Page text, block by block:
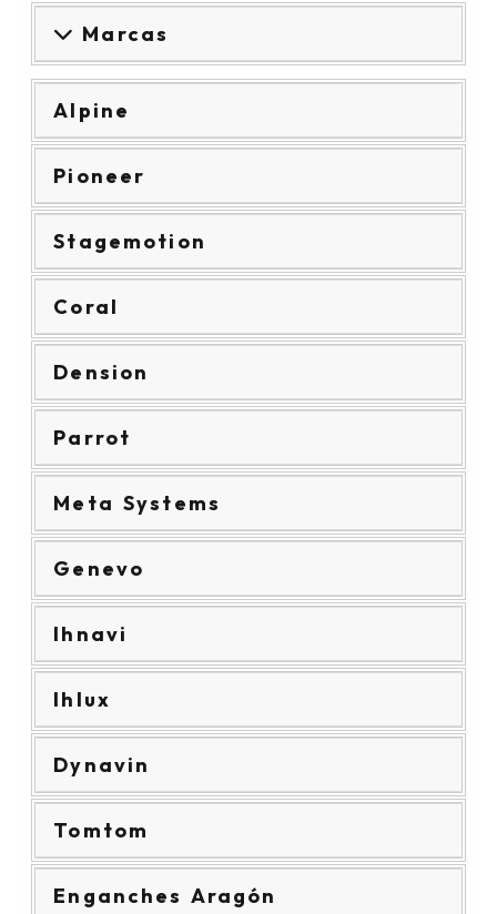
Marcas
Alpine
Pioneer
Stagemotion
Coral
Dension
Parrot
Meta Systems
Genevo
Ihnavi
Ihlux
Dynavin
Tomtom
Enganches Aragón